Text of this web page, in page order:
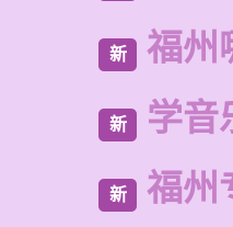
新 福州
新 学音
新 福州